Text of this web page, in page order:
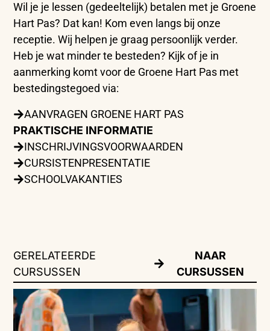
Wil je je lessen (gedeeltelijk) betalen met je Groene
Hart Pas? Dat kan! Kom even langs bij onze
receptie. Wij helpen je graag persoonlijk verder.
Heb je wat minder te besteden? Kijk of je in
aanmerking komt voor de Groene Hart Pas met
bestedingstegoed via:
AANVRAGEN GROENE HART PAS
PRAKTISCHE INFORMATIE
INSCHRIJVINGSVOORWAARDEN
CURSISTENPRESENTATIE
SCHOOLVAKANTIES
GERELATEERDE
CURSUSSEN
NAAR
CURSUSSEN